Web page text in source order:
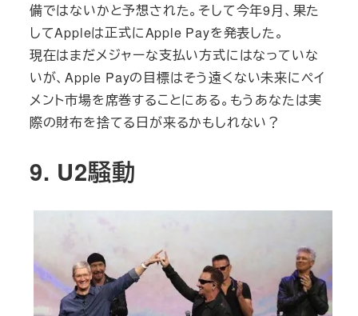
備ではないかと予想された。そして今年9月、果た
してAppleは正式にApple Payを発表した。
現在はまだメジャーな支払い方式にはなっていな
いが、Apple Payの目標はそう遠くない未来にペイ
メント市場を席巻することにある。もうあなたは実
際の財布を捨てる日が来るかもしれない？
9. U2騒動